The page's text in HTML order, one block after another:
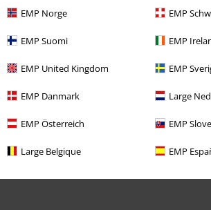
EMP Norge EMP
EMP Suomi EMP
EMP United Kingdom EMP
EMP Danmark Large
EMP Österreich EMP
Large Belgique EMP
Hjælp
Returpolitik
Returnér en vare
Generel størrelsesguide
Afslut mit Backstage Club
Betalingsmuligheder